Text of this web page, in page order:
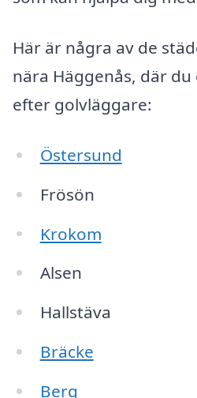
Här är några av de
nära Häggenås, där du
efter golvläggare:
Östersund
Frösön
Krokom
Alsen
Hallstäva
Bräcke
Berg